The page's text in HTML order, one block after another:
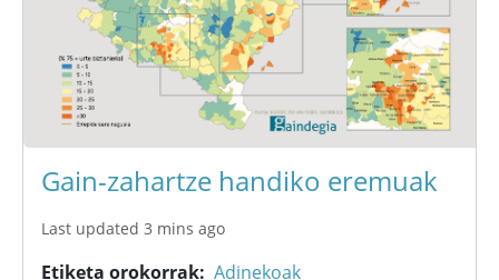
Gain-zahartze handiko eremuak
Last updated 3 mins ago
Etiketa orokorrak Adinekoak